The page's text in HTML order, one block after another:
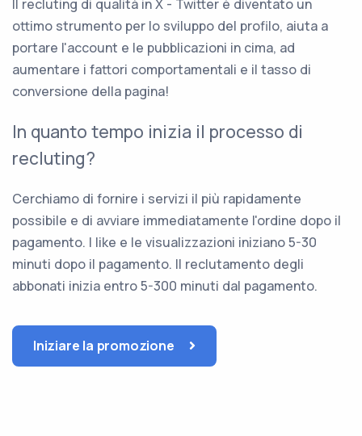
Il recluting di qualità in X - Twitter è diventato un
ottimo strumento per lo sviluppo del profilo, aiuta a
portare l'account e le pubblicazioni in cima, ad
aumentare i fattori comportamentali e il tasso di
conversione della pagina!
In quanto tempo inizia il processo di
recluting?
Cerchiamo di fornire i servizi il più rapidamente
possibile e di avviare immediatamente l'ordine dopo il
pagamento. I like e le visualizzazioni iniziano 5-30
minuti dopo il pagamento. Il reclutamento degli
abbonati inizia entro 5-300 minuti dal pagamento.
Iniziare la promozione